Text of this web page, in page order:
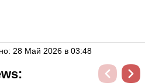
28 Май 2026 в 03:48